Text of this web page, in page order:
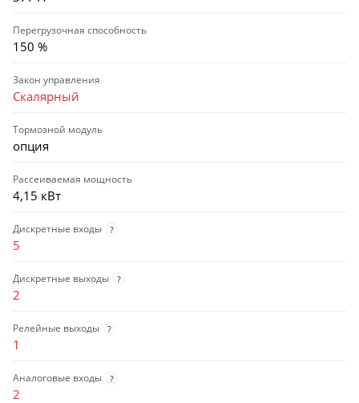
Перегрузочная способность
150 %
Закон управления
Скалярный
Тормозной модуль
опция
Рассеиваемая мощность
4,15 кВт
Дискретные входы ?
5
Дискретные выходы ?
2
Релейные выходы ?
1
Аналоговые входы ?
2